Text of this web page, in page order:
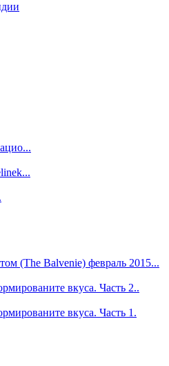
(The Balvenie) февраль 2015...
вкуса. Часть 2..
вкуса. Часть 1.